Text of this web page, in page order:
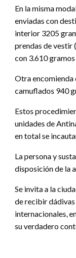
En la misma
enviadas con
interior 3205
prendas de vestir
con 3.610
Otra encomienda
camuflados 940
Estos
unidades de
en total se
La persona y
disposición de la
Se invita a la
de recibir
internacionales,
su verdadero